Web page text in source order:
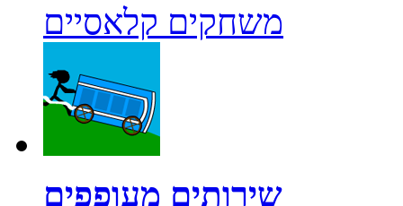
משחקים קלאסיים
שירותים מעופפים